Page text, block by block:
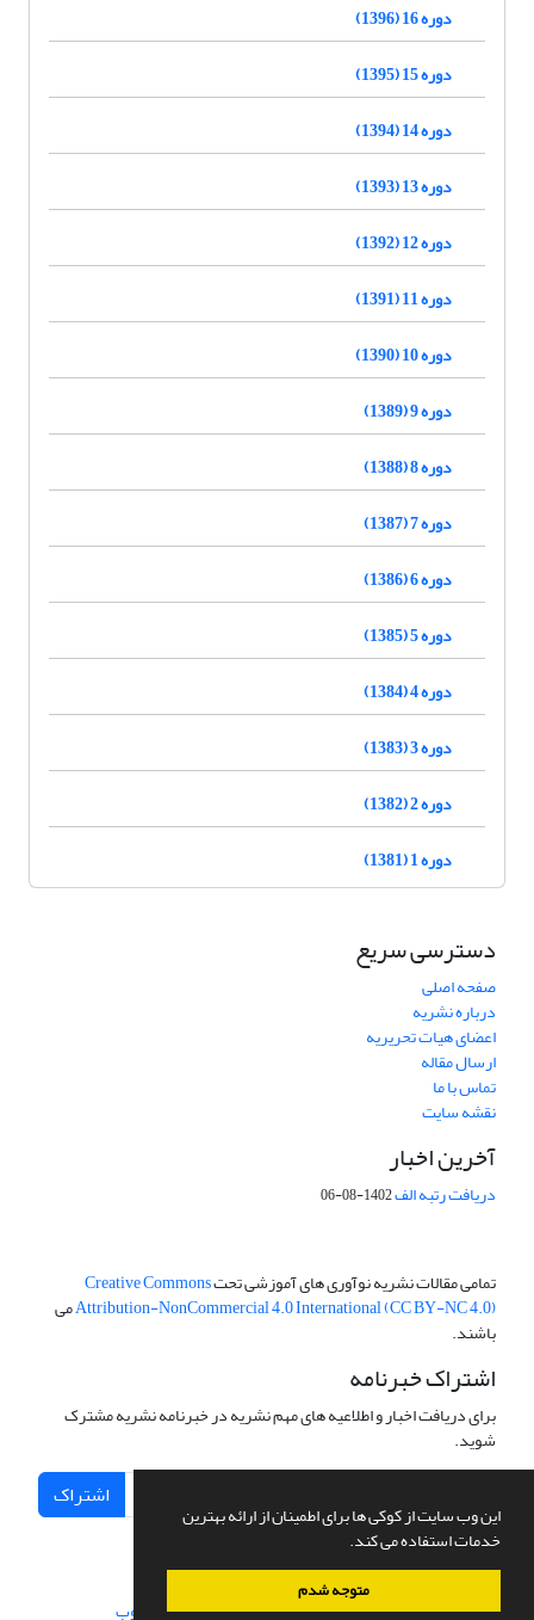
این وب سایت از کوکی ها برای اطمینان از ارائه بهترین
خدمات استفاده می کند.
متوجه شدم
دوره 16 (1396)
دوره 15 (1395)
دوره 14 (1394)
دوره 13 (1393)
دوره 12 (1392)
دوره 11 (1391)
دوره 10 (1390)
دوره 9 (1389)
دوره 8 (1388)
دوره 7 (1387)
دوره 6 (1386)
دوره 5 (1385)
دوره 4 (1384)
دوره 3 (1383)
دوره 2 (1382)
دوره 1 (1381)
دسترسی سریع
صفحه اصلی
درباره نشریه
اعضای هیات تحریریه
ارسال مقاله
تماس با ما
نقشه سایت
آخرین اخبار
دریافت رتبه الف1402-08-06
تمامی مقالات نشریه نوآوری های آموزشی تحتCreative Commons
Attribution-NonCommercial 4.0 International (CC BY-NC 4.0)می
باشند.
اشتراک خبرنامه
برای دریافت اخبار و اطلاعیه های مهم نشریه در خبرنامه نشریه مشترک
شوید.
اشتراک
سامانه مدیریت نشریات علمی.طراحی و پیاده سازی از سیناوب